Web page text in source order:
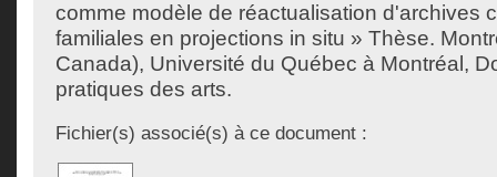
comme modèle de réactualisation d'archives
familiales en projections in situ » Thèse.
Canada), Université du Québec à Montréal,
pratiques des arts.
Fichier(s) associé(s) à ce document :